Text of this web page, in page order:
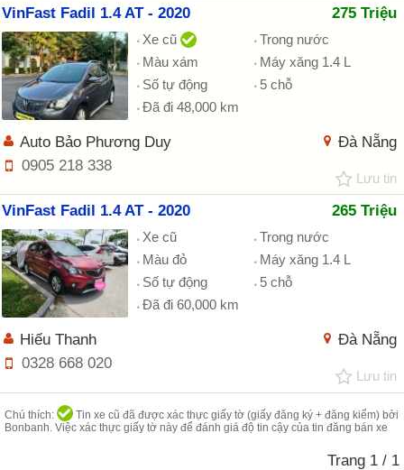
VinFast Fadil 1.4 AT - 2020 275 Triệu
Xe cũ
Trong nước
Màu xám
Máy xăng 1.4 L
Số tự động
5 chỗ
Đã đi 48,000 km
Đà Nẵng
Auto Bảo Phương Duy
0905 218 338
Lưu tin
VinFast Fadil 1.4 AT - 2020 265 Triệu
Xe cũ
Trong nước
Màu đỏ
Máy xăng 1.4 L
Số tự động
5 chỗ
Đã đi 60,000 km
Đà Nẵng
Hiếu Thanh
0328 668 020
Lưu tin
Chú thích:
Tin xe cũ đã được xác thực giấy tờ (giấy đăng ký + đăng kiểm) bởi
Bonbanh. Việc xác thực giấy tờ này để đánh giá độ tin cậy của tin đăng bán xe
Trang 1 / 1